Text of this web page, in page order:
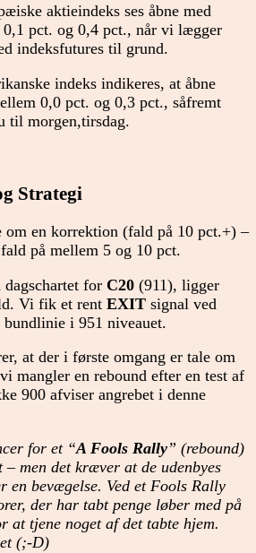
aktieindeks ses åbne med
pct. og 0,4 pct., når vi lægger
indeksfutures til grund.
indeks indikeres, at åbne
0,0 pct. og 0,3 pct., såfremt
til morgen,tirsdag.
Strategi
om en korrektion (fald på 10 pct.+) –
på mellem 5 og 10 pct.
dagschartet for C20 (911), ligger
Vi fik et rent EXIT signal ved
i 951 niveauet.
at der i første omgang er tale om
mangler en rebound efter en test af
900 afviser angrebet i denne
for et “A Fools Rally” (rebound)
– men det kræver at de udenbyes
en bevægelse. Ved et Fools Rally
der har tabt penge løber med på
at tjene noget af det tabte hjem.
(;-D)